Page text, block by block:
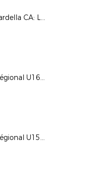
8es Coupe Gambardella CA: Lyon - La Duchère / Le HAC © Photos LAuRAFoot- Alain Chenevière
Rassemblement régional U16G - Phase finale 2022
Rassemblement régional U15F - Phase finale 2022